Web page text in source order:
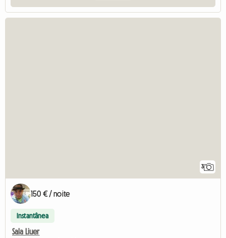
3
150 € / noite
Instantânea
Sala Liuer